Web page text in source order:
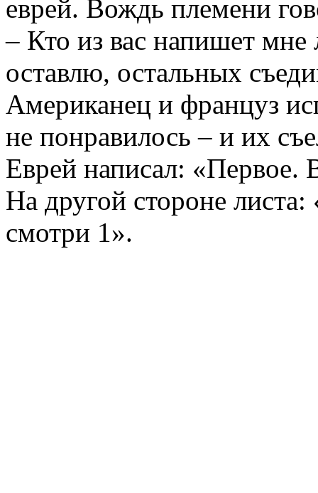
еврей. Вождь племени
– Кто из вас напишет
оставлю, остальных
Американец и француз
не понравилось – и их
Еврей написал: «Первое.
На другой стороне
смотри 1».